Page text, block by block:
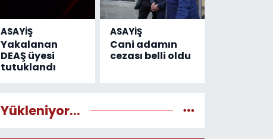
ASAYİŞ
Yakalanan
DEAŞ üyesi
tutuklandı
ASAYİŞ
Cani adamın
cezası belli oldu
Yükleniyor...